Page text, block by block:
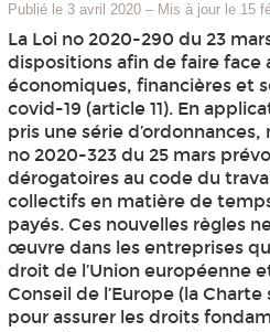
Publié le 3 avril 2020 – Mis à jour le 15
La Loi no 2020-290 du 23
dispositions afin de faire face
économiques, financières et
covid-19 (article 11). En
pris une série
no 2020-323 du 25 mars
dérogatoires au code du
collectifs en matière de
payés. Ces nouvelles règles
œuvre dans les entreprises
droit de l’Union européenne
Conseil de l’Europe (la
pour assurer les droits